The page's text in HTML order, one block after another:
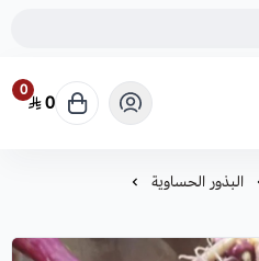
0
0
البذور الحساوية